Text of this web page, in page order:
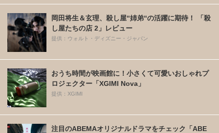
岡田将生＆玄理、殺し屋“姉弟“の活躍に期待！ 「殺
し屋たちの店 2」レビュー
提供：ウォルト・ディズニー・ジャパン
おうち時間が映画館に！小さくて可愛いおしゃれプ
ロジェクター「XGIMI Nova」
提供：XGIMI
注目のABEMAオリジナルドラマをチェック「ABE